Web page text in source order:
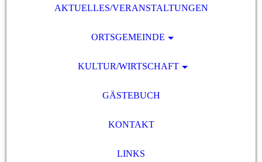
AKTUELLES/VERANSTALTUNGEN
ORTSGEMEINDE
KULTUR/WIRTSCHAFT
GÄSTEBUCH
KONTAKT
LINKS